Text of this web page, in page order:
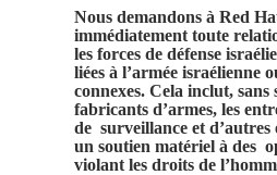
Nous demandons à Red
immédiatement toute
les forces de défense
liées à l’armée israélienne
connexes. Cela inclut, sans
fabricants d’armes, les
de surveillance et
un soutien matériel à des
violant les droits de